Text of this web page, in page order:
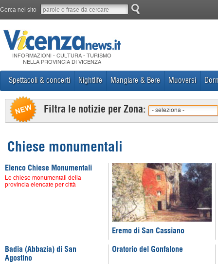
Cerca nel sito
INFORMAZIONI - CULTURA - TURISMO
NELLA PROVINCIA DI VICENZA
Spettacoli & concerti Nightlife Mangiare & Bere Muoversi
Filtra le notizie per Zona: - seleziona -
Chiese monumentali
Elenco Chiese Monumentali
Le chiese monumentali della
provincia elencate per città
Eremo di San Cassiano
Badia (Abbazia) di San
Agostino
Oratorio del Gonfalone